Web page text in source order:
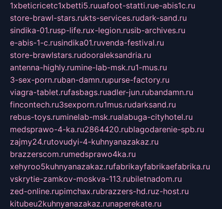
1xbeticricetc1xbetti5.ruuafoot-statti.rue-abis1c.ru
store-brawl-stars.rukts-services.rudark-sand.ru
sindika-01.rusp-life.rux-legion.rusib-archives.ru
e-abis-1-c.rusindika01.ruvenda-festival.ru
store-brawlstars.rudooraleksandria.ru
antenna-highly.rumine-lab-msk.ru1-mus.ru
3-sex-porn.ruban-damn.rupurse-factory.ru
viagra-tablet.rufasbags.ruadler-jun.rubandamn.ru
fincontech.ru3sexporn.ru1mus.rudarksand.ru
rebus-toys.ruminelab-msk.rualabuga-cityhotel.ru
medsprawo-4-ka.ru2864420.rublagodarenie-spb.ru
zajmy24.rutovudyi-4-kuhnyanazakaz.ru
brazzerscom.rumedsprawo4ka.ru
xehyroo5kuhnyanazakaz.rufabrikayfabrikaefabrika.ru
vskrytie-zamkov-moskva-113.rubiletnadom.ru
zed-online.rupimchax.rubrazzers-hd.ruz-host.ru
kitubeu2kuhnyanazakaz.runaperekate.ru